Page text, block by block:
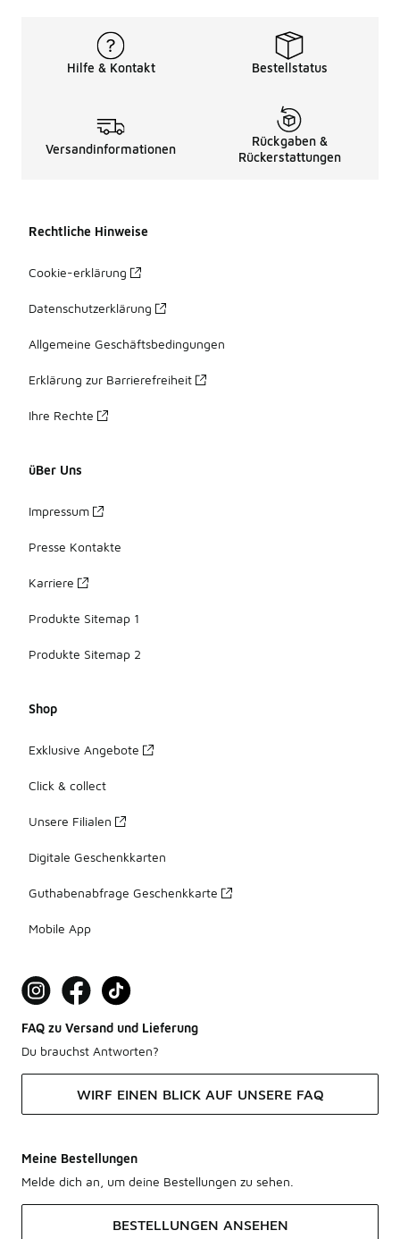
Hilfe & Kontakt Bestellstatus
Versandinformationen
Rückgaben &
Rückerstattungen
Rechtliche Hinweise
Cookie-erklärung
Datenschutzerklärung
Allgemeine Geschäftsbedingungen
Erklärung zur Barrierefreiheit
Ihre Rechte
üBer Uns
Impressum
Presse Kontakte
Karriere
Produkte Sitemap 1
Produkte Sitemap 2
Shop
Exklusive Angebote
Click & collect
Unsere Filialen
Digitale Geschenkkarten
Guthabenabfrage Geschenkkarte
Mobile App
FAQ zu Versand und Lieferung
Du brauchst Antworten?
WIRF EINEN BLICK AUF UNSERE FAQ
Meine Bestellungen
Melde dich an, um deine Bestellungen zu sehen.
BESTELLUNGEN ANSEHEN